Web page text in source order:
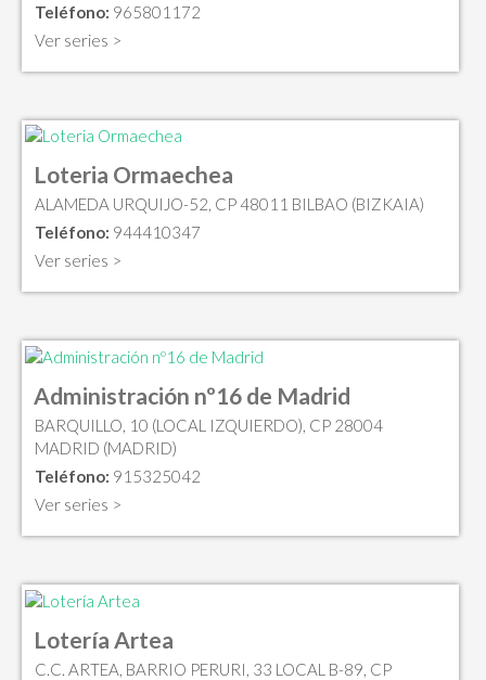
Teléfono: 965801172
Ver series >
Loteria Ormaechea
ALAMEDA URQUIJO-52, CP 48011 BILBAO (BIZKAIA)
Teléfono: 944410347
Ver series >
Administración nº16 de Madrid
BARQUILLO, 10 (LOCAL IZQUIERDO), CP 28004
MADRID (MADRID)
Teléfono: 915325042
Ver series >
Lotería Artea
C.C. ARTEA, BARRIO PERURI, 33 LOCAL B-89, CP